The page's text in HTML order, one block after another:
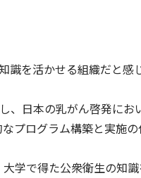
識を活かせる組織だと感
、日本の乳がん啓発にお
プログラム構築と実施
学で得た公衆衛生の知